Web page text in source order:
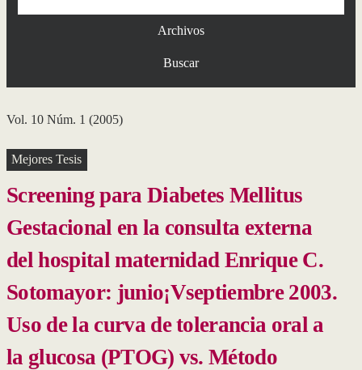
Archivos
Buscar
Vol. 10 Núm. 1 (2005)
Mejores Tesis
Screening para Diabetes Mellitus
Gestacional en la consulta externa
del hospital maternidad Enrique C.
Sotomayor: junio¡Vseptiembre 2003.
Uso de la curva de tolerancia oral a
la glucosa (PTOG) vs. Método